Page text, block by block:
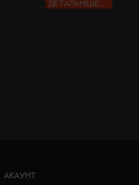
ДЕТАЛЬНІШЕ...
АКАУНТ